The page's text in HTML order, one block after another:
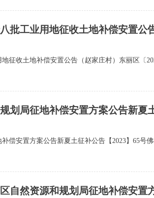
批工业用地征收土地补偿安置公
征收土地补偿安置公告（赵家庄村）东丽区〔
划局征地补偿安置方案公告新夏
偿安置方案公告新夏土征补公告【2023】65号
自然资源和规划局征地补偿安置